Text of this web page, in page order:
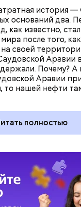
история —
оснований два.
как известно,
после того,
на своей
Аравии
Почему? А
Аравии
то нашей нефти
в странах
на Северном
полностью